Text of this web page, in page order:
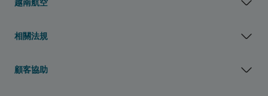
相關法規
顧客協助